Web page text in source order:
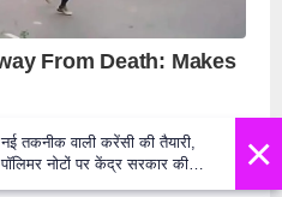
×
नई तकनीक वाली करेंसी की तैयारी,
पॉलिमर नोटों पर केंद्र सरकार की
मुहर,जल्द बाजार में दिखेंगे प्लास्टिक के